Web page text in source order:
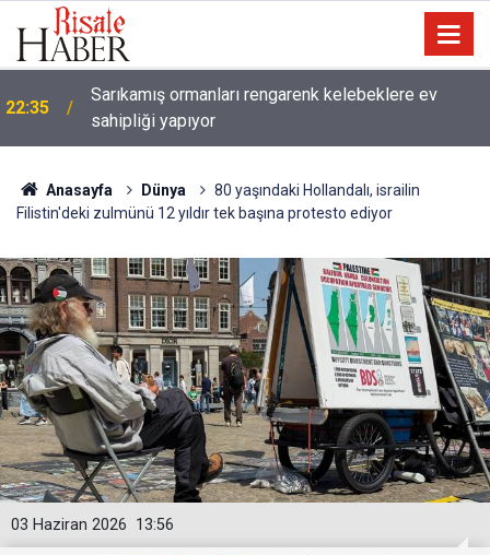
22:35
Sarıkamış ormanları rengarenk kelebeklere ev
sahipliği yapıyor
Anasayfa Dünya
80 yaşındaki Hollandalı, israilin
Filistin'deki zulmünü 12 yıldır tek başına protesto ediyor
13:56
03 Haziran 2026